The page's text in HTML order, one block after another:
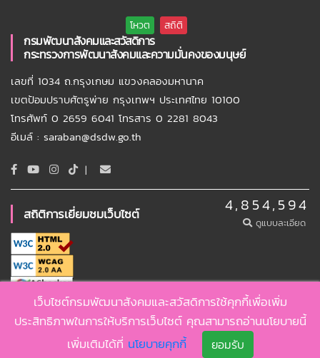
กรมพัฒนาสังคมและสวัสดิการ
กระทรวงการพัฒนาสังคมและความมั่นคงของมนุษย์
เลขที่ 1034 ถ.กรุงเกษม แขวงคลองมหานาค
เขตป้อมปราบศัตรูพ่าย กรุงเทพฯ ประเทศไทย 10100
โทรศัพท์ 0 2659 6041 โทรสาร 0 2281 8043
อีเมล์ : saraban@dsdw.go.th
|
สถิติการเยี่ยมชมเว็บไซต์ 4,854,594
ดูแบบละเอียด
Copyright ©2026 , DSDW
นโยบายเว็บไซต์
นโยบายคุกกี้
นโยบายคุ้มครองข้อมูลส่วนบุคคล
เว็บไซต์กรมพัฒนาสังคมและสวัสดิการใช้คุกกี้เพื่อเพิ่ม
ประสิทธิภาพในการให้บริการเว็บไซต์ คุณสามารถอ่านนโยบายนี้
เพิ่มเติมได้ที่ นโยบายคุกกี้ ยอมรับ